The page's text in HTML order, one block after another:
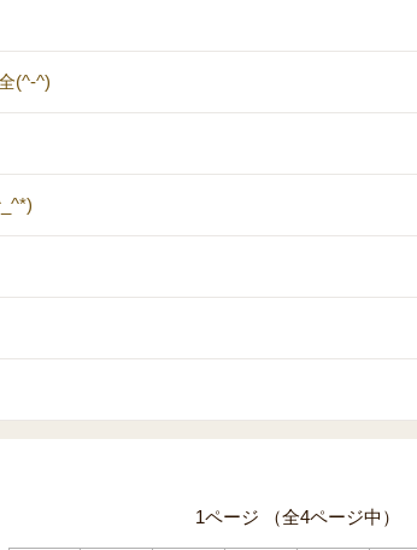
(^-^)
1ページ （全4ページ中）